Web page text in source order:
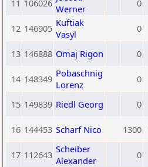
11 106026 Werner
0
12 146905 Kuftiak
Vasyl
0
13 146888 Omaj Rigon 0
14 148349 Pobaschnig
Lorenz
0
15 149839 Riedl Georg 0
16 144453 Scharf Nico 1300
17 112643 Scheiber
Alexander
0